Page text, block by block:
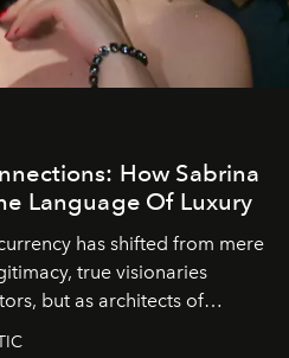
How Sabrina
Language Of Luxury
has shifted from mere
true visionaries
but as architects of